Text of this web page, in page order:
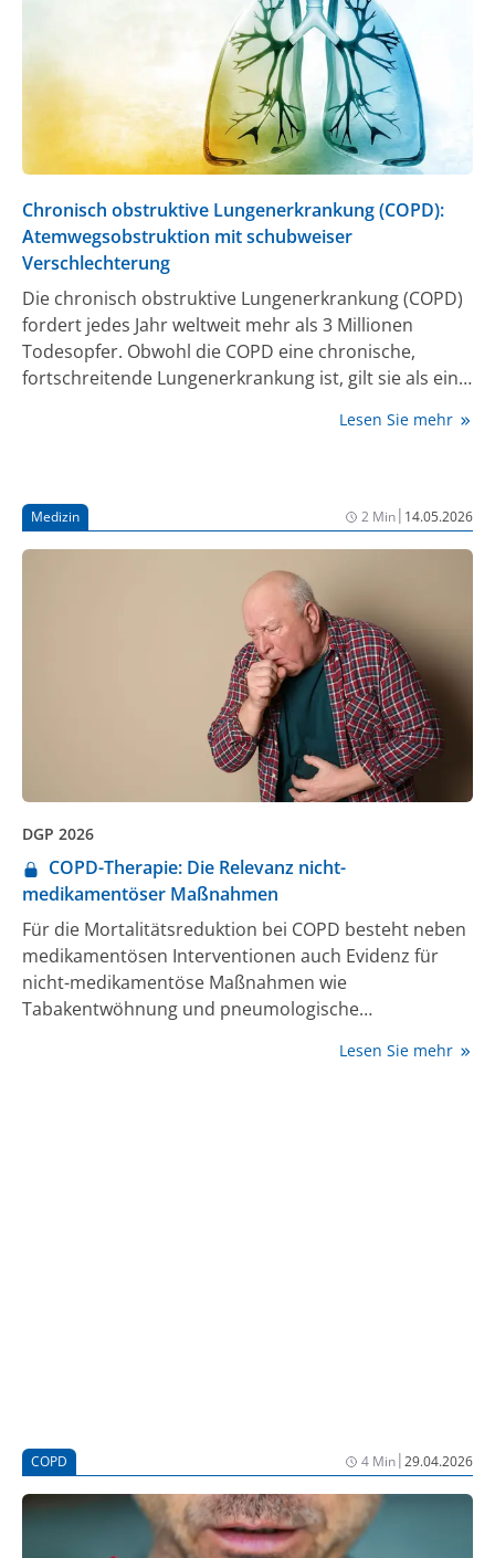
Chronisch obstruktive Lungenerkrankung (COPD):
Atemwegsobstruktion mit schubweiser
Verschlechterung
Die chronisch obstruktive Lungenerkrankung (COPD)
fordert jedes Jahr weltweit mehr als 3 Millionen
Todesopfer. Obwohl die COPD eine chronische,
fortschreitende Lungenerkrankung ist, gilt sie als eine
Lesen Sie mehr
Medizin 2 Min| 14.05.2026
DGP 2026
COPD-Therapie: Die Relevanz nicht-
medikamentöser Maßnahmen
Für die Mortalitätsreduktion bei COPD besteht neben
medikamentösen Interventionen auch Evidenz für
nicht-medikamentöse Maßnahmen wie
Tabakentwöhnung und pneumologische
Lesen Sie mehr
COPD 4 Min|29.04.2026